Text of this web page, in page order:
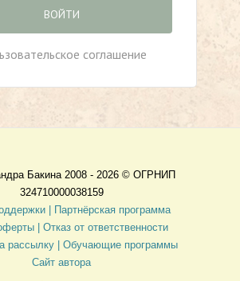
ВОЙТИ
соглашение
Бакина 2008 - 2026 © ОГРНИП
324710000038159
|
Партнёрская программа
| Отказ от ответственности
рассылку | Обучающие программы
Сайт автора